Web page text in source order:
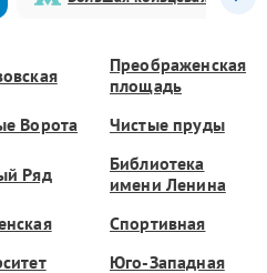
Преображенская
площадь
Ворота Чистые пруды
Ряд
Библиотека
имени Ленина
Спортивная
Юго-Западная